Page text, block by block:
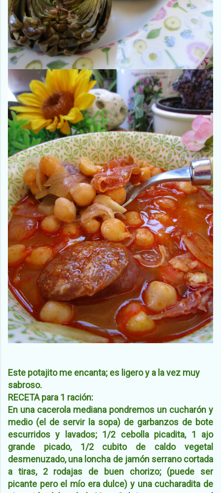
Este potajito me encanta; es ligero y a la vez muy
sabroso.
RECETA para 1 ración:
En una cacerola mediana pondremos un cucharón y
medio (el de servir la sopa) de garbanzos de bote
escurridos y lavados; 1/2 cebolla picadita, 1 ajo
grande picado, 1/2 cubito de caldo vegetal
desmenuzado, una loncha de jamón serrano cortada
a tiras, 2 rodajas de buen chorizo; (puede ser
picante pero el mío era dulce) y una cucharadita de